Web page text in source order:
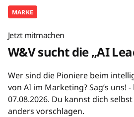
MARKE
Jetzt mitmachen
W&V sucht die „AI
Wer sind die Pioniere beim
von AI im Marketing? Sag’s uns!
07.08.2026. Du kannst dich
anders vorschlagen.